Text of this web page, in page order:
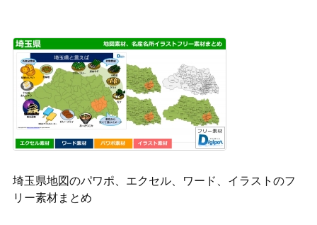
埼玉県地図のパワポ、エクセル、ワード、イラストのフ
リー素材まとめ